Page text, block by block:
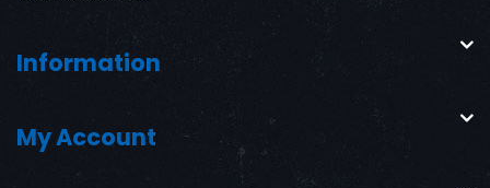
Information
My Account